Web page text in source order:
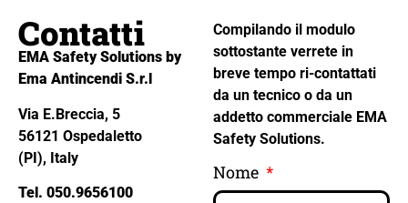
Contatti
EMA Safety Solutions by
Ema Antincendi S.r.l
Via E.Breccia, 5
56121 Ospedaletto
(PI), Italy
Tel. 050.9656100
Compilando il modulo
sottostante verrete in
breve tempo ri-contattati
da un tecnico o da un
addetto commerciale EMA
Safety Solutions.
Nome